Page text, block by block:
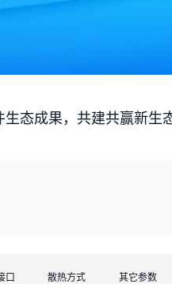
态成果，共建共赢新生态
口 散热方式 其它参数